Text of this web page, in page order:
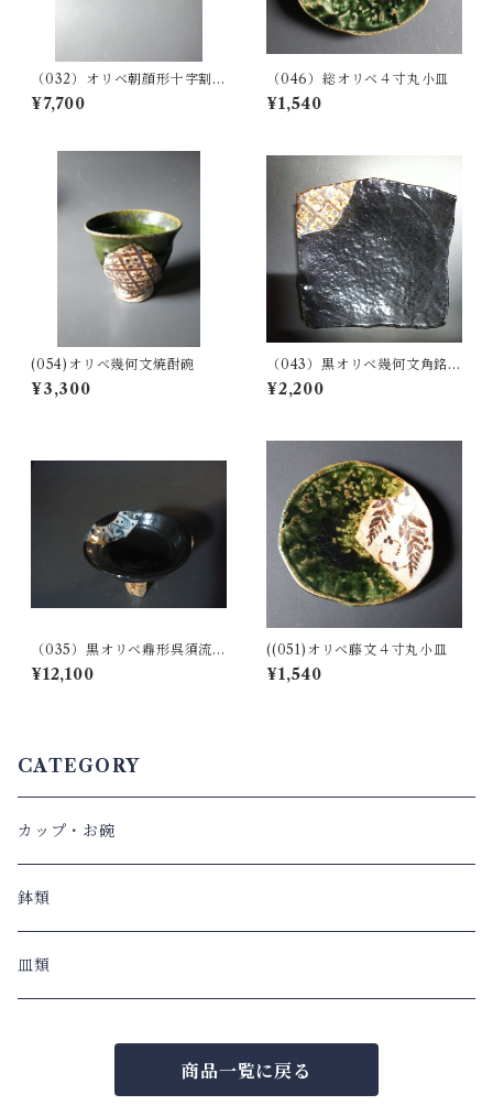
（032）オリベ朝顔形十字割高
台つた唐草文ぐい呑み（桐箱
付）
¥7,700
（046）総オリベ４寸丸小皿
¥1,540
(054)オリベ幾何文焼酎碗
¥3,300
（043）黒オリベ幾何文角銘々
皿
¥2,200
（035）黒オリベ鼎形呉須流水
文ぐい呑（桐箱入り）
¥12,100
((051)オリベ藤文４寸丸小皿
¥1,540
CATEGORY
カップ・お碗
鉢類
皿類
商品一覧に戻る